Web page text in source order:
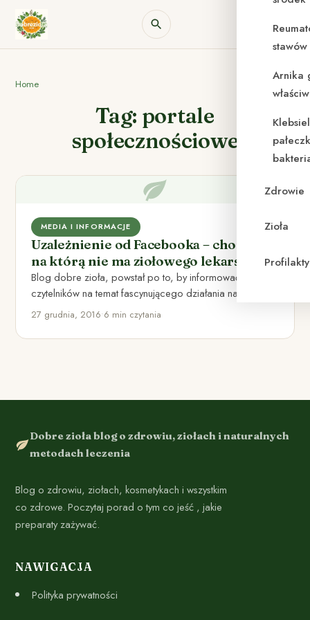
Arnika
Zdrowie
Zioła
Home
Tag: portale
społecznościowe
MEDIA I INFORMACJE
Uzależnienie od Facebooka – choroba,
na którą nie ma ziołowego lekarstwa
Blog dobre zioła, powstał po to, by informować
czytelników na temat fascynującego działania naturalnych
preparatów. Od czasu do…
27 grudnia, 2016•6 min czytania
Dobre zioła blog o zdrowiu, ziołach i naturalnych
metodach leczenia
Blog o zdrowiu, ziołach, kosmetykach i wszystkim
co zdrowe. Poczytaj porad o tym co jeść , jakie
preparaty zażywać.
NAWIGACJA
Polityka prywatności